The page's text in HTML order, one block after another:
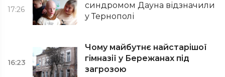
17:26
синдромом Дауна відзначили
у Тернополі
16:23
Чому майбутнє найстарішої
гімназії у Бережанах під
загрозою